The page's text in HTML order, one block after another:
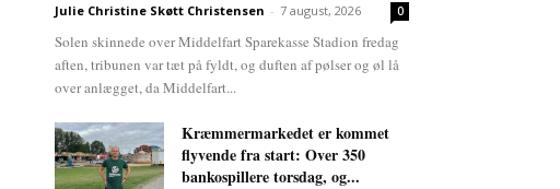
Julie Christine Skøtt Christensen - 7 august, 2026 0
Solen skinnede over Middelfart Sparekasse Stadion fredag
aften, tribunen var tæt på fyldt, og duften af pølser og øl lå
over anlægget, da Middelfart...
Kræmmermarkedet er kommet
flyvende fra start: Over 350
bankospillere torsdag, og...